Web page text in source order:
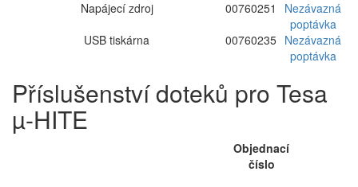
Napájecí zdroj
00760251
Nezávazná
poptávka
USB tiskárna
00760235 Nezávazná
poptávka
Příslušenství doteků pro Tesa
µ-HITE
Objednací
číslo